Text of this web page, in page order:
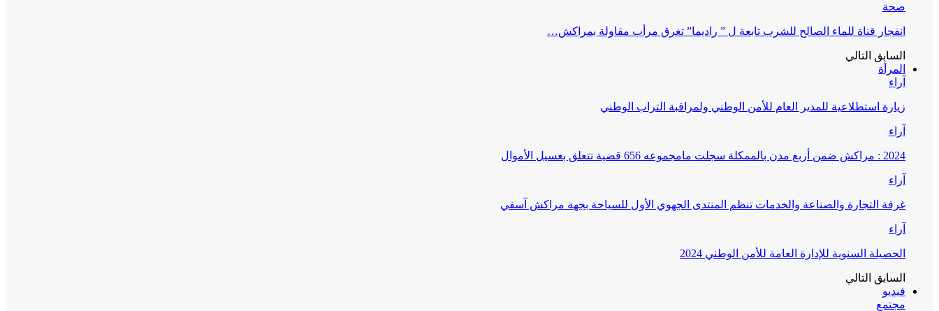
صحة
انفجار قناة للماء الصالح للشرب تابعة ل ” راديما” تغرق مرأب مقاولة بمراكش…
السابق التالي
المرأة
آراء
زيارة استطلاعية للمدير العام للأمن الوطني ولمراقبة التراب الوطني
آراء
2024 : مراكش ضمن أربع مدن بالممكلة سجلت مامجموعه 656 قضية تتعلق بغسيل الأموال
آراء
غرفة التجارة والصناعة والخدمات تنظم المنتدى الجهوي الأول للسياحة بجهة مراكش آسفي
آراء
الحصيلة السنوية للإدارة العامة للأمن الوطني 2024
السابق التالي
فيديو
مجتمع